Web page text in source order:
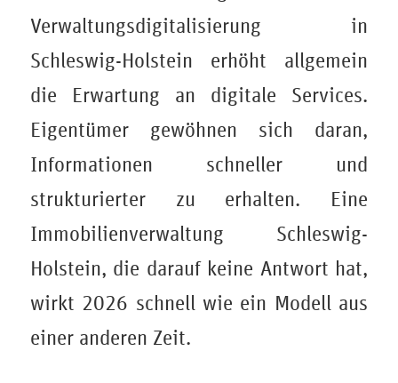
Verwaltungsdigitalisierung in
Schleswig-Holstein erhöht allgemein
die Erwartung an digitale Services.
Eigentümer gewöhnen sich daran,
Informationen schneller und
strukturierter zu erhalten. Eine
Immobilienverwaltung Schleswig-
Holstein, die darauf keine Antwort hat,
wirkt 2026 schnell wie ein Modell aus
einer anderen Zeit.